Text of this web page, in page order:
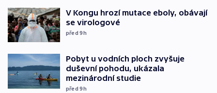
V Kongu hrozí mutace eboly, obávají
se virologové
před 9h
Pobyt u vodních ploch zvyšuje
duševní pohodu, ukázala
mezinárodní studie
před 9h